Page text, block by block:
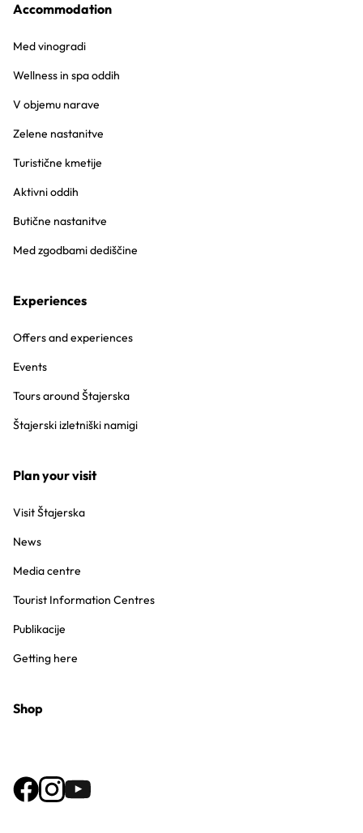
Accommodation
Med vinogradi
Wellness in spa oddih
V objemu narave
Zelene nastanitve
Turistične kmetije
Aktivni oddih
Butične nastanitve
Med zgodbami dediščine
Experiences
Offers and experiences
Events
Tours around Štajerska
Štajerski izletniški namigi
Plan your visit
Visit Štajerska
News
Media centre
Tourist Information Centres
Publikacije
Getting here
Shop